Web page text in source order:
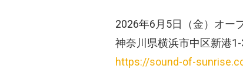
2026年6月5日（金）オー
神奈川県横浜市中区新港1-
https://sound-of-